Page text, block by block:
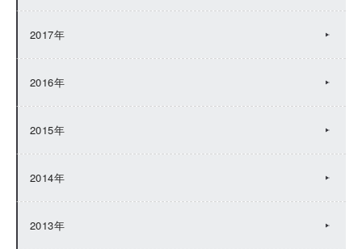
2017年
2016年
2015年
2014年
2013年